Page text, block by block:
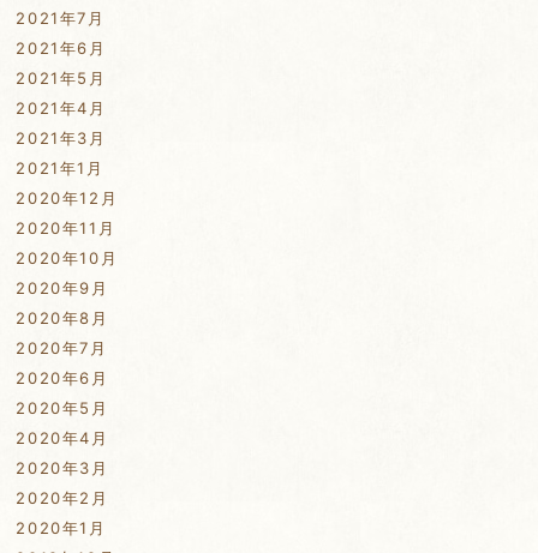
2021年7月
2021年6月
2021年5月
2021年4月
2021年3月
2021年1月
2020年12月
2020年11月
2020年10月
2020年9月
2020年8月
2020年7月
2020年6月
2020年5月
2020年4月
2020年3月
2020年2月
2020年1月